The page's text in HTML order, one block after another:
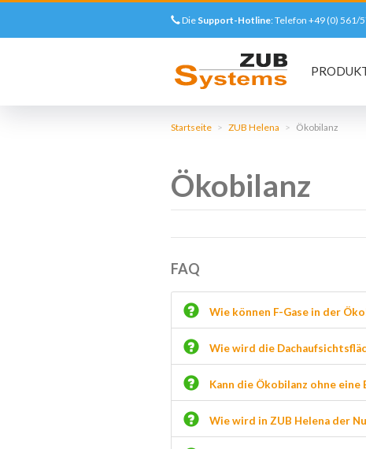
Direkt
Die Support-Hotline: Telefon +49 (0) 561/
Main
navigation
Startseite ZUB Helena Ökobilanz
Ökobilanz
FAQ
Wie können F-Gase in der
Wie wird die
Kann die Ökobilanz ohne
Wie wird in ZUB Helena der